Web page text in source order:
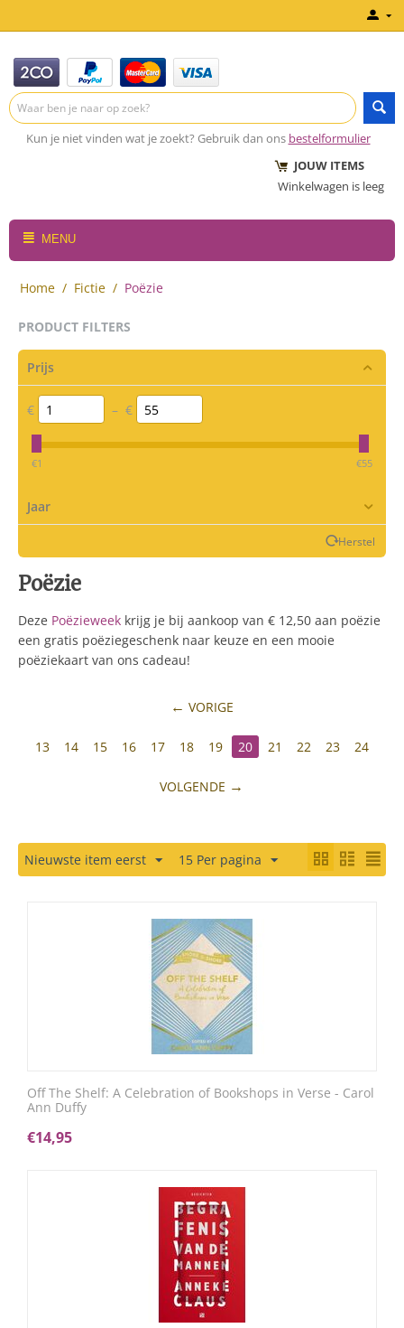
Kun je niet vinden wat je zoekt? Gebruik dan ons bestelformulier
JOUW ITEMS
Winkelwagen is leeg
MENU
Home / Fictie / Poëzie
PRODUCT FILTERS
Prijs
€ – €
‎€1 ‎€55
Jaar
Herstel
Poëzie
Deze Poëzieweek krijg je bij aankoop van € 12,50 aan poëzie
een gratis poëziegeschenk naar keuze en een mooie
poëziekaart van ons cadeau!
VORIGE
13 14 15 16 17 18 19 20 21 22 23 24
VOLGENDE
Nieuwste item eerst 15 Per pagina
Off The Shelf: A Celebration of Bookshops in Verse - Carol
Ann Duffy
€14,95